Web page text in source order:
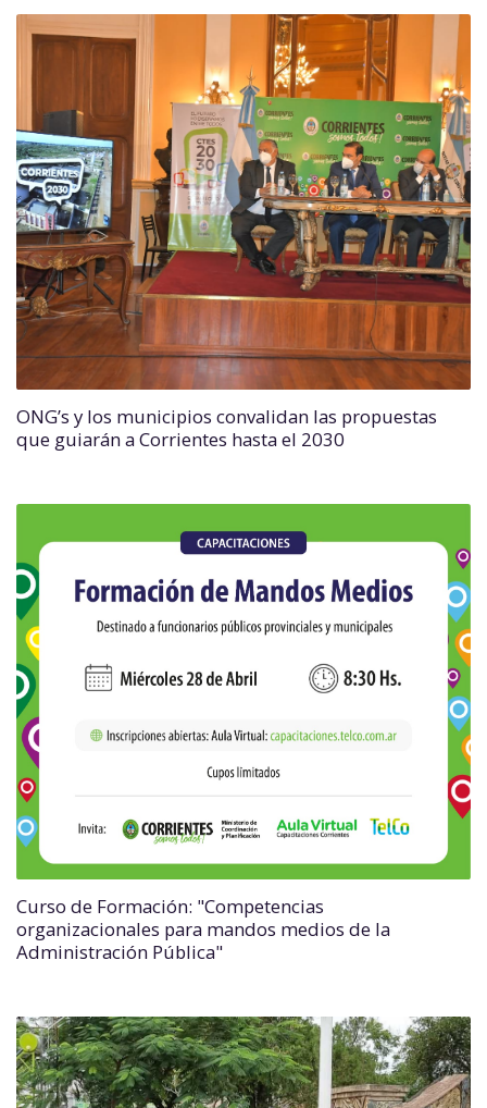
ONG’s y los municipios convalidan las propuestas
que guiarán a Corrientes hasta el 2030
Curso de Formación: "Competencias
organizacionales para mandos medios de la
Administración Pública"